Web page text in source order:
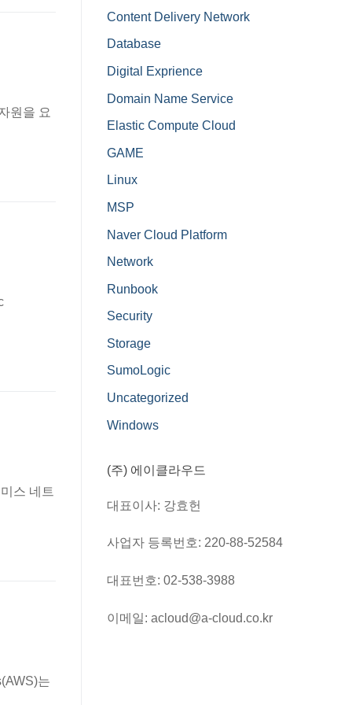
원을 요
스 네트
는
Content Delivery Network
Database
Digital Exprience
Domain Name Service
Elastic Compute Cloud
GAME
Linux
MSP
Naver Cloud Platform
Network
Runbook
Security
Storage
SumoLogic
Uncategorized
Windows
(주) 에이클라우드
대표이사: 강효헌
사업자 등록번호: 220-88-52584
대표번호: 02-538-3988
이메일: acloud@a-cloud.co.kr